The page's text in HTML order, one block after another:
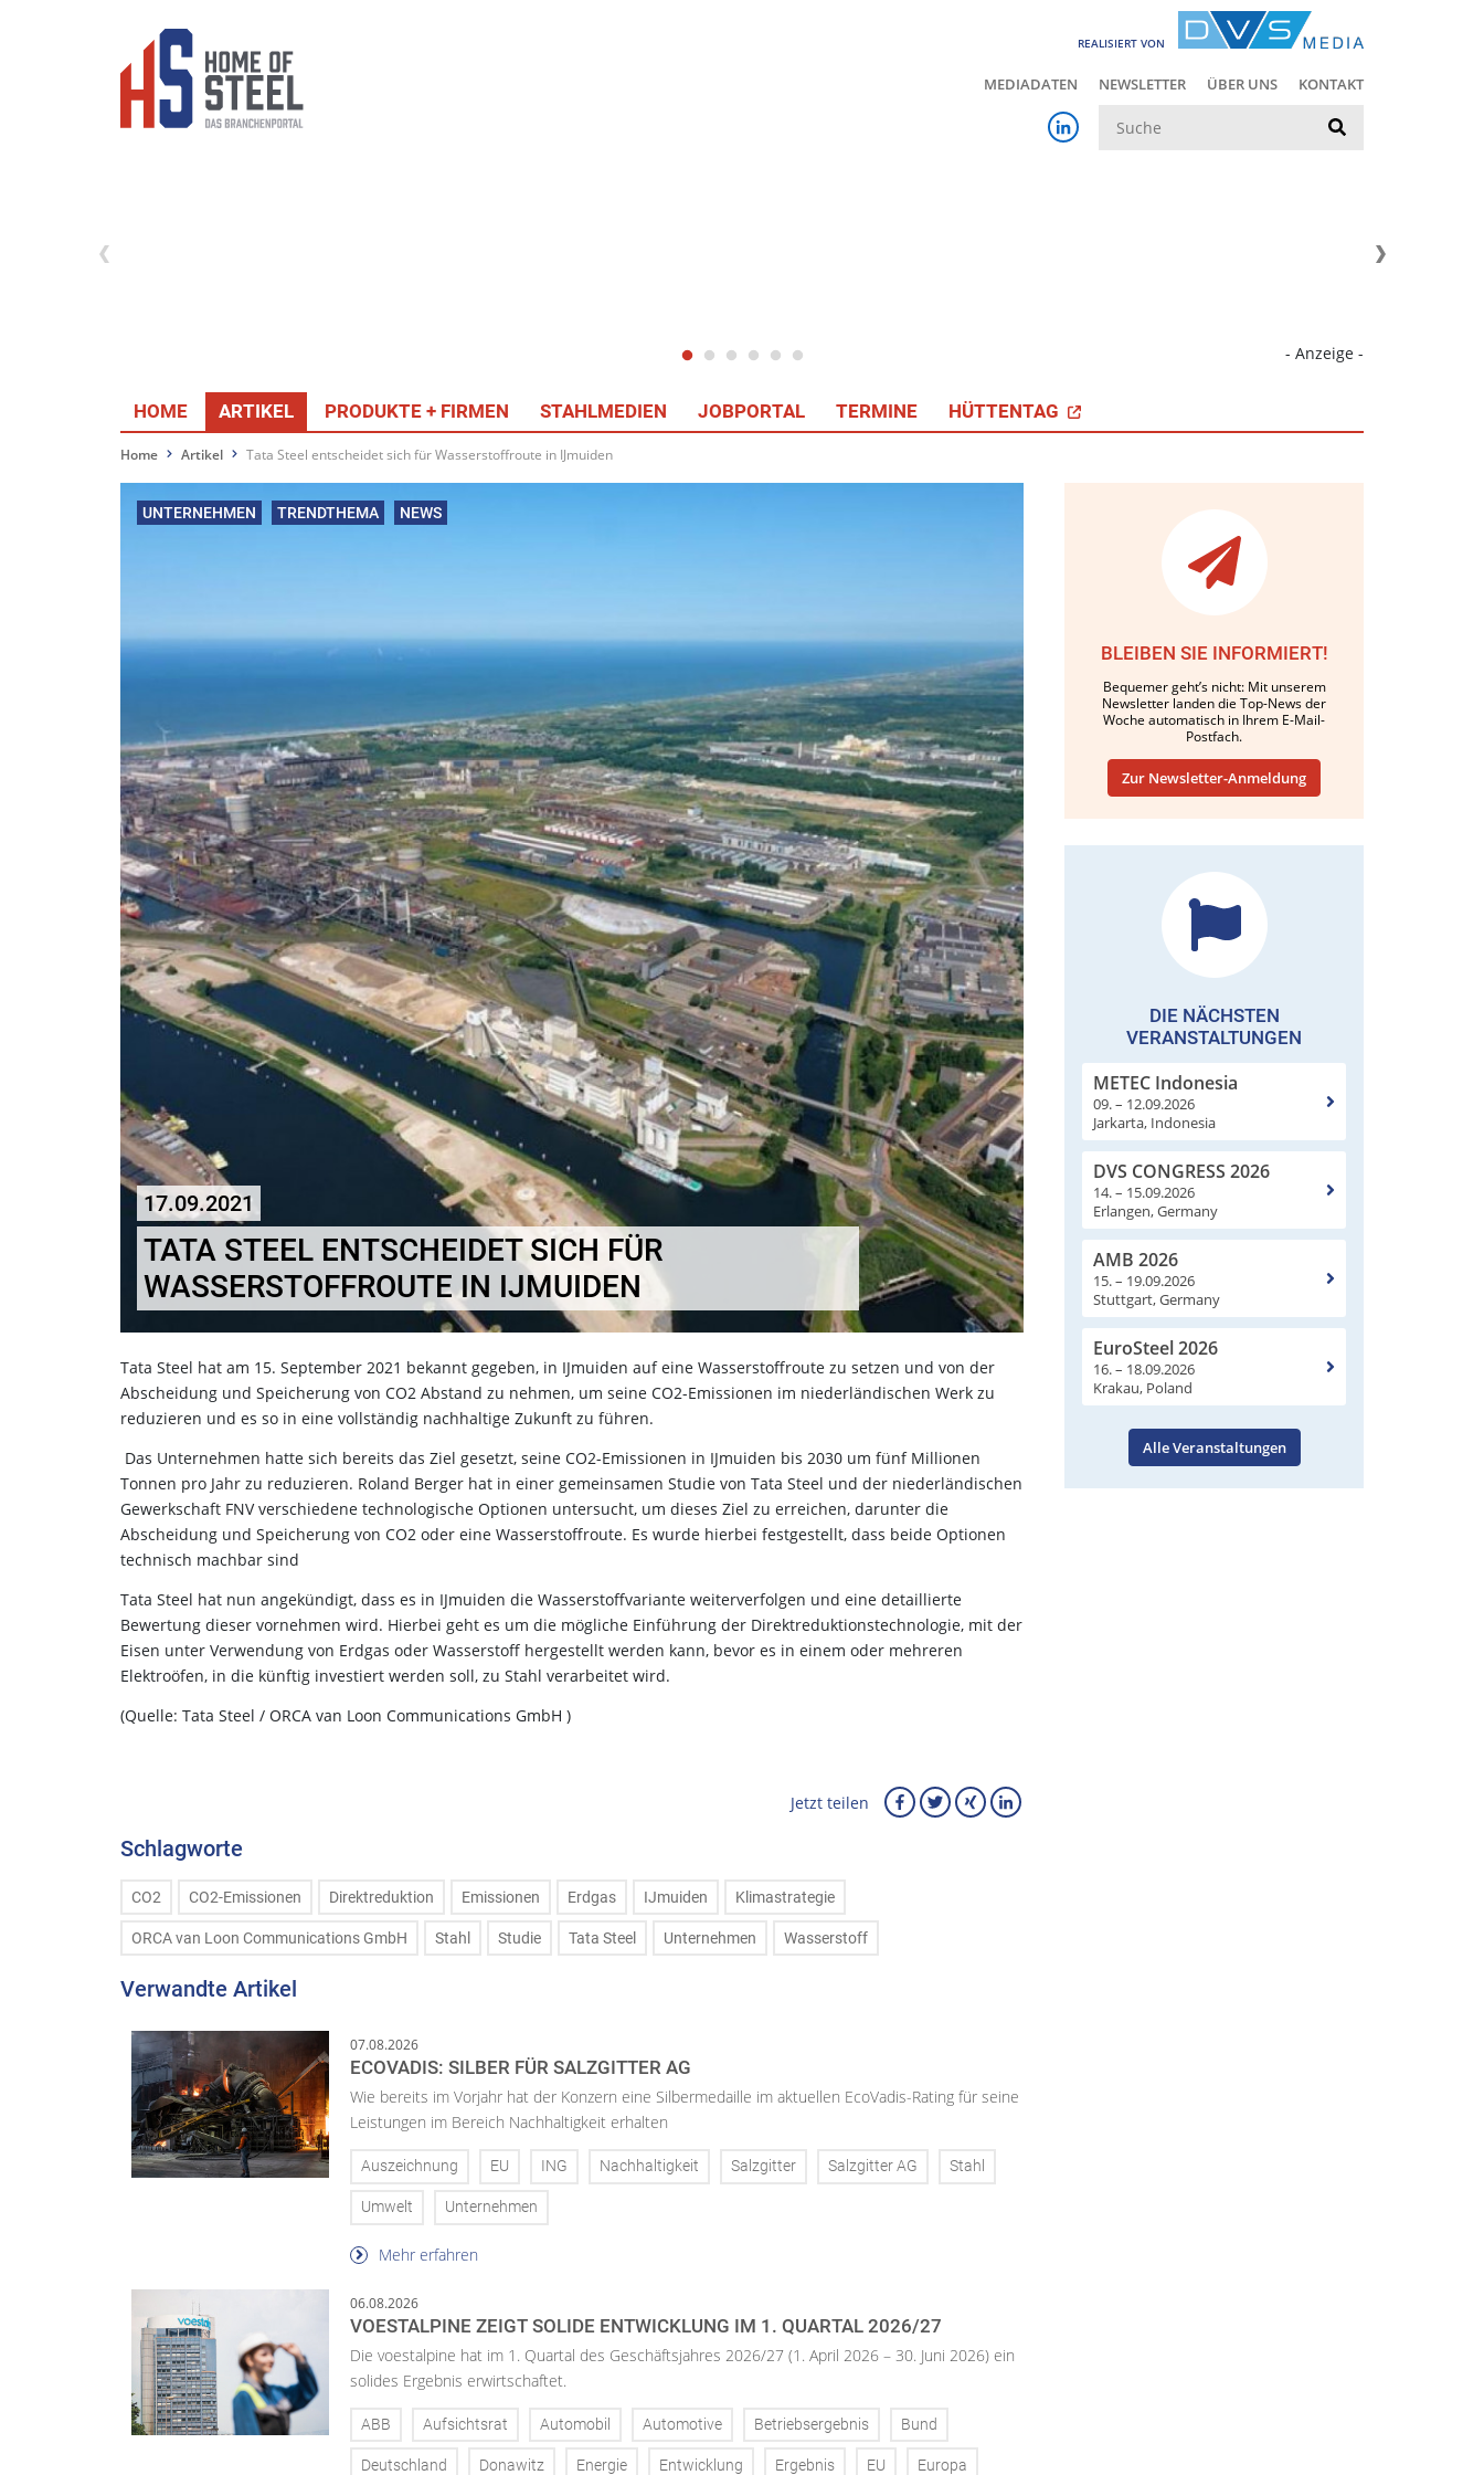
REALISIERT VON
MEDIADATEN NEWSLETTER ÜBER UNS KONTAKT
- Anzeige -
HOME ARTIKEL PRODUKTE + FIRMEN STAHLMEDIEN JOBPORTAL TERMINE HÜTTENTAG
Home Artikel Tata Steel entscheidet sich für Wasserstoffroute in IJmuiden
UNTERNEHMEN TRENDTHEMA NEWS
17.09.2021
TATA STEEL ENTSCHEIDET SICH FÜR
WASSERSTOFFROUTE IN IJMUIDEN
Tata Steel hat am 15. September 2021 bekannt gegeben, in IJmuiden auf eine Wasserstoffroute zu setzen und von der
Abscheidung und Speicherung von CO2 Abstand zu nehmen, um seine CO2-Emissionen im niederländischen Werk zu
reduzieren und es so in eine vollständig nachhaltige Zukunft zu führen.
Das Unternehmen hatte sich bereits das Ziel gesetzt, seine CO2-Emissionen in IJmuiden bis 2030 um fünf Millionen
Tonnen pro Jahr zu reduzieren. Roland Berger hat in einer gemeinsamen Studie von Tata Steel und der niederländischen
Gewerkschaft FNV verschiedene technologische Optionen untersucht, um dieses Ziel zu erreichen, darunter die
Abscheidung und Speicherung von CO2 oder eine Wasserstoffroute. Es wurde hierbei festgestellt, dass beide Optionen
technisch machbar sind
Tata Steel hat nun angekündigt, dass es in IJmuiden die Wasserstoffvariante weiterverfolgen und eine detaillierte
Bewertung dieser vornehmen wird. Hierbei geht es um die mögliche Einführung der Direktreduktionstechnologie, mit der
Eisen unter Verwendung von Erdgas oder Wasserstoff hergestellt werden kann, bevor es in einem oder mehreren
Elektroöfen, in die künftig investiert werden soll, zu Stahl verarbeitet wird.
(Quelle: Tata Steel / ORCA van Loon Communications GmbH )
Jetzt teilen
Schlagworte
CO2 CO2-Emissionen Direktreduktion Emissionen Erdgas IJmuiden Klimastrategie
ORCA van Loon Communications GmbH Stahl Studie Tata Steel Unternehmen Wasserstoff
Verwandte Artikel
07.08.2026
ECOVADIS: SILBER FÜR SALZGITTER AG
Wie bereits im Vorjahr hat der Konzern eine Silbermedaille im aktuellen EcoVadis-Rating für seine
Leistungen im Bereich Nachhaltigkeit erhalten
Auszeichnung EU ING Nachhaltigkeit Salzgitter Salzgitter AG Stahl
Umwelt Unternehmen
Mehr erfahren
06.08.2026
VOESTALPINE ZEIGT SOLIDE ENTWICKLUNG IM 1. QUARTAL 2026/27
Die voestalpine hat im 1. Quartal des Geschäftsjahres 2026/27 (1. April 2026 – 30. Juni 2026) ein
solides Ergebnis erwirtschaftet.
ABB Aufsichtsrat Automobil Automotive Betriebsergebnis Bund
Deutschland Donawitz Energie Entwicklung Ergebnis EU Europa
BLEIBEN SIE INFORMIERT!
Bequemer geht’s nicht: Mit unserem
Newsletter landen die Top-News der
Woche automatisch in Ihrem E-Mail-
Postfach.
Zur Newsletter-Anmeldung
DIE NÄCHSTEN
VERANSTALTUNGEN
METEC Indonesia
09. – 12.09.2026
Jarkarta, Indonesia
DVS CONGRESS 2026
14. – 15.09.2026
Erlangen, Germany
AMB 2026
15. – 19.09.2026
Stuttgart, Germany
EuroSteel 2026
16. – 18.09.2026
Krakau, Poland
Alle Veranstaltungen